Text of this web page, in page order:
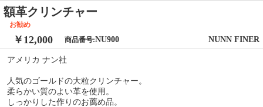
額革クリンチャー
お勧め
￥12,000 商品番号:NU900 NUNN FINER
アメリカ ナン社
人気のゴールドの大粒クリンチャー。
柔らかい質のよい革を使用。
しっかりした作りのお薦め品。